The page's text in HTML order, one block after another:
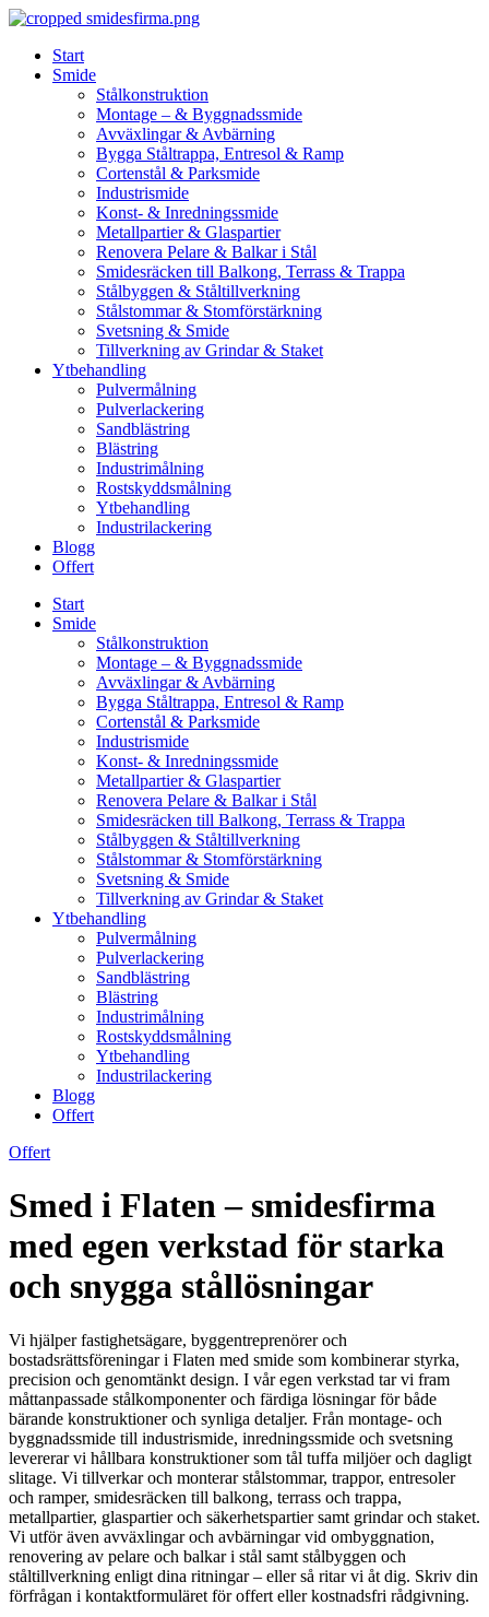
Skip
contentStart
Smide
Stålkonstruktion
Montage – & Byggnadssmide
Avväxlingar & Avbärning
Bygga Ståltrappa, Entresol & Ramp
Cortenstål & Parksmide
Industrismide
Konst- & Inredningssmide
Metallpartier & Glaspartier
Renovera Pelare & Balkar i Stål
Smidesräcken till Balkong, Terrass & Trappa
Stålbyggen & Ståltillverkning
Stålstommar & Stomförstärkning
Svetsning & Smide
Tillverkning av Grindar & Staket
Ytbehandling
Pulvermålning
Pulverlackering
Sandblästring
Blästring
Industrimålning
Rostskyddsmålning
Ytbehandling
Industrilackering
Blogg
Offert
Start
Smide
Stålkonstruktion
Montage – & Byggnadssmide
Avväxlingar & Avbärning
Bygga Ståltrappa, Entresol & Ramp
Cortenstål & Parksmide
Industrismide
Konst- & Inredningssmide
Metallpartier & Glaspartier
Renovera Pelare & Balkar i Stål
Smidesräcken till Balkong, Terrass & Trappa
Stålbyggen & Ståltillverkning
Stålstommar & Stomförstärkning
Svetsning & Smide
Tillverkning av Grindar & Staket
Ytbehandling
Pulvermålning
Pulverlackering
Sandblästring
Blästring
Industrimålning
Rostskyddsmålning
Ytbehandling
Industrilackering
Blogg
Offert
Offert
Smed i Flaten – smidesfirma
med egen verkstad för starka
och snygga stållösningar
Vi hjälper fastighetsägare, byggentreprenörer och
bostadsrättsföreningar i Flaten med smide som kombinerar styrka,
precision och genomtänkt design. I vår egen verkstad tar vi fram
måttanpassade stålkomponenter och färdiga lösningar för både
bärande konstruktioner och synliga detaljer. Från montage- och
byggnadssmide till industrismide, inredningssmide och svetsning
levererar vi hållbara konstruktioner som tål tuffa miljöer och dagligt
slitage. Vi tillverkar och monterar stålstommar, trappor, entresoler
och ramper, smidesräcken till balkong, terrass och trappa,
metallpartier, glaspartier och säkerhetspartier samt grindar och staket.
Vi utför även avväxlingar och avbärningar vid ombyggnation,
renovering av pelare och balkar i stål samt stålbyggen och
ståltillverkning enligt dina ritningar – eller så ritar vi åt dig. Skriv din
förfrågan i kontaktformuläret för offert eller kostnadsfri rådgivning.